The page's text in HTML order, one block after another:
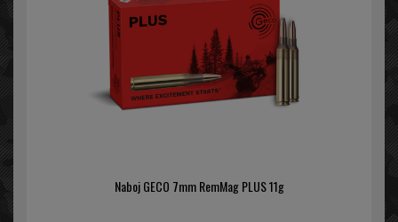
Naboj GECO 7mm RemMag PLUS 11g